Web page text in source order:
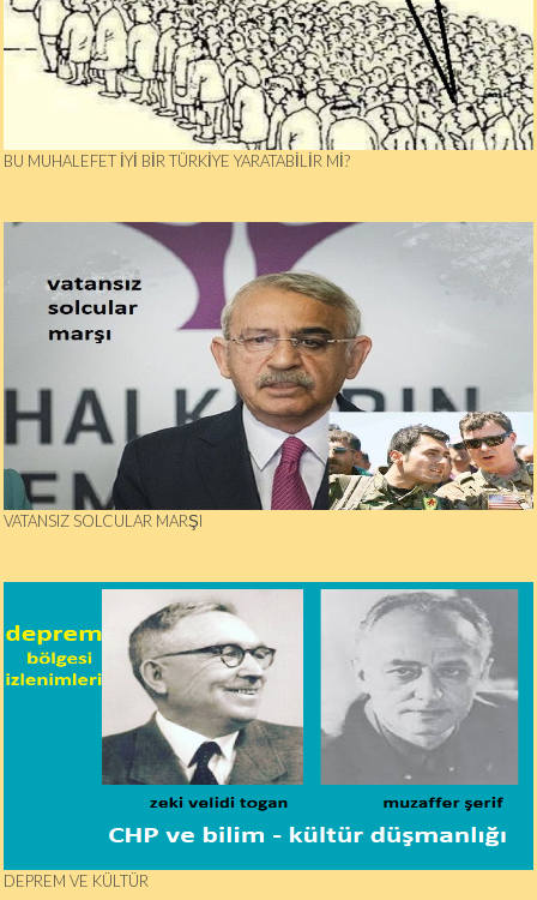
BU MUHALEFET İYİ BİR TÜRKİYE YARATABİLİR Mİ?
VATANSIZ SOLCULAR MARŞI
DEPREM VE KÜLTÜR